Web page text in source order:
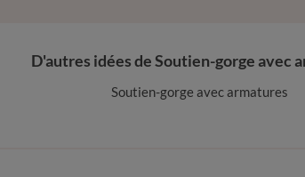
D'autres idées de Soutien-gorge avec
Soutien-gorge avec armatures